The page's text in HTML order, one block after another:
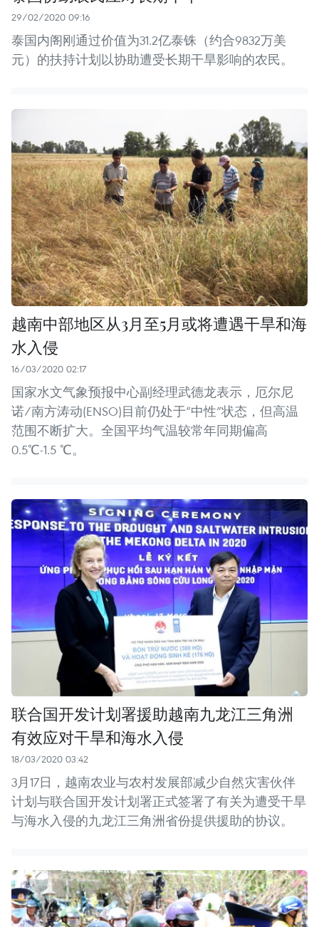
29/02/2020 09:16
泰国内阁刚通过价值为31.2亿泰铢（约合9832万美
元）的扶持计划以协助遭受长期干旱影响的农民。
越南中部地区从3月至5月或将遭遇干旱和海
水入侵
16/03/2020 02:17
国家水文气象预报中心副经理武德龙表示，厄尔尼
诺/南方涛动(ENSO)目前仍处于“中性”状态，但高温
范围不断扩大。全国平均气温较常年同期偏高
0.5℃-1.5 ℃。
联合国开发计划署援助越南九龙江三角洲
有效应对干旱和海水入侵
18/03/2020 03:42
3月17日，越南农业与农村发展部减少自然灾害伙伴
计划与联合国开发计划署正式签署了有关为遭受干旱
与海水入侵的九龙江三角洲省份提供援助的协议。